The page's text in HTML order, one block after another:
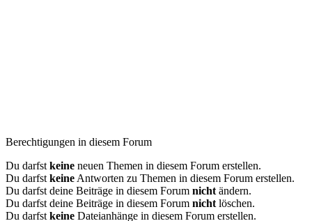
Berechtigungen in diesem Forum
Du darfstkeine neuen Themen in diesem Forum erstellen.
Du darfstkeineAntworten zu Themen in diesem Forum erstellen.
Du darfst deine Beiträge in diesem Forum nichtändern.
Du darfst deine Beiträge in diesem Forum nichtlöschen.
Du darfstkeine Dateianhänge in diesem Forum erstellen.